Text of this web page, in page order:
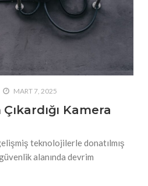
MART 7, 2025
Kamera
teknolojilerle donatılmış
alanında devrim